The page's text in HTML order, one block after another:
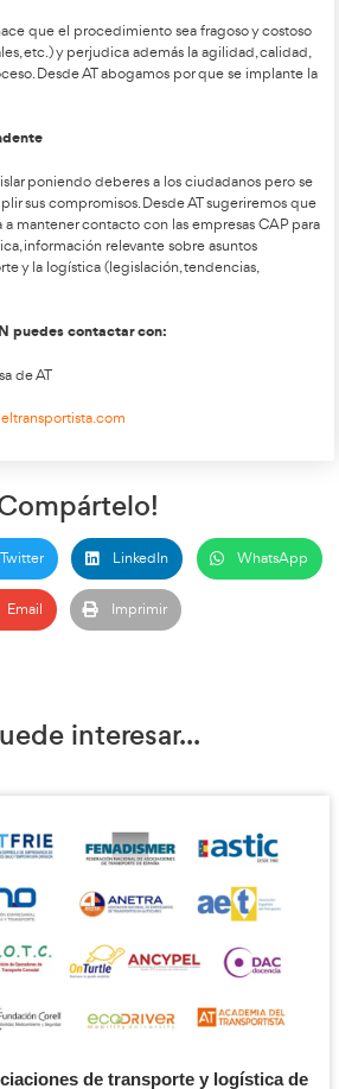
desarrollo de este Real Decreto, ni
el espíritu de la DIRECTIVA (UE)
transportistas.
permite extender más la
la utilización de múltiples
es decir, el Ministerio, no pone en
herramienta facilitadora de una
que está realizando el Instituto
(AT- IDIT):
as profesionales preferirían
como ventajas de la teleformación: el
momento que les viniera bien
familiar.
de Transporte Inteligente y cómo
Segura, Sostenible y
propuestos, AT Academia del
con los principios del pacto
últimas tendencias de la
contenidos y sistema de